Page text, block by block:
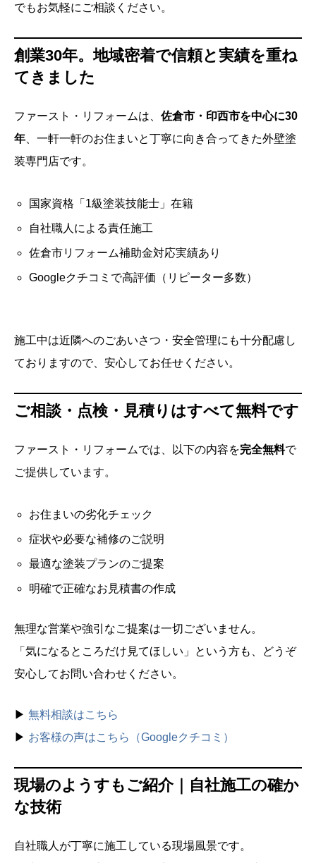
でもお気軽にご相談ください。
創業30年。地域密着で信頼と実績を重ね
てきました
ファースト・リフォームは、 佐倉市・印西市を中心に30
年 、一軒一軒のお住まいと丁寧に向き合ってきた外壁塗
装専門店です。
国家資格「1級塗装技能士」在籍
自社職人による責任施工
佐倉市リフォーム補助金対応実績あり
Googleクチコミで高評価（リピーター多数）
施工中は近隣へのごあいさつ・安全管理にも十分配慮し
ておりますので、安心してお任せください。
ご相談・点検・見積りはすべて無料です
ファースト・リフォームでは、以下の内容を完全無料で
ご提供しています。
お住まいの劣化チェック
症状や必要な補修のご説明
最適な塗装プランのご提案
明確で正確なお見積書の作成
無理な営業や強引なご提案は一切ございません。
「気になるところだけ見てほしい」という方も、どうぞ
安心してお問い合わせください。
▶ 無料相談はこちら
▶ お客様の声はこちら（Googleクチコミ）
現場のようすもご紹介｜自社施工の確か
な技術
自社職人が丁寧に施工している現場風景です。